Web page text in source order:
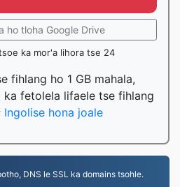
ho tloha Google Drive
ka mor'a lihora tse 24
fihlang ho 1 GB mahala,
ka fetolela lifaele tse fihlang
Ingolise hona joale
DNS le SSL ka domains tsohle.